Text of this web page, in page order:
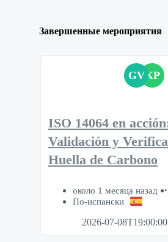
Завершенные мероприятия
GVKP
ISO 14064 en
Validación y
Huella de Carbono
около 1 месяца назад
По-испански
2026-07-